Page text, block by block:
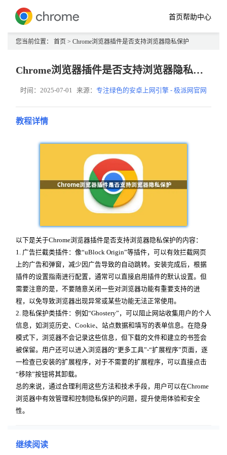
首页帮助中心
您当前位置： 首页 > Chrome浏览器插件是否支持浏览器隐私保护
Chrome浏览器插件是否支持浏览器隐私保护
时间：2025-07-01 来源：专注绿色的安卓上网引擎 - 极派网官网
教程详情
以下是关于Chrome浏览器插件是否支持浏览器隐私保护的内容：
1. 广告拦截类插件：像“uBlock Origin”等插件，可以有效拦截网页
上的广告和弹窗，减少因广告导致的自动跳转。安装完成后，根据
插件的设置指南进行配置，通常可以直接启用插件的默认设置。但
需要注意的是，不要随意关闭一些对浏览器功能有重要支持的进
程，以免导致浏览器出现异常或某些功能无法正常使用。
2. 隐私保护类插件：例如“Ghostery”，可以阻止网站收集用户的个人
信息，如浏览历史、Cookie、站点数据和填写的表单信息。在隐身
模式下，浏览器不会记录这些信息，但下载的文件和建立的书签会
被保留。用户还可以进入浏览器的“更多工具”-“扩展程序”页面，逐
一检查已安装的扩展程序，对于不需要的扩展程序，可以直接点击
“移除”按钮将其卸载。
总的来说，通过合理利用这些方法和技术手段，用户可以在Chrome
浏览器中有效管理和控制隐私保护的问题，提升使用体验和安全
性。
继续阅读